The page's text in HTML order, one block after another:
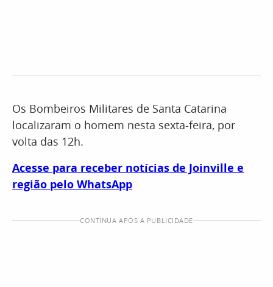
Os Bombeiros Militares de Santa Catarina
localizaram o homem nesta sexta-feira, por
volta das 12h.
Acesse para receber notícias de Joinville e
região pelo WhatsApp
CONTINUA APÓS A PUBLICIDADE